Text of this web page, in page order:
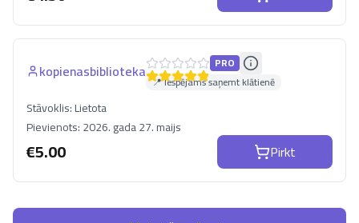
kopienasbiblioteka
PRO
📍 Iespējams saņemt klātienē
Stāvoklis:Lietota
Pievienots:2026. gada 27. maijs
€5.00 Pirkt